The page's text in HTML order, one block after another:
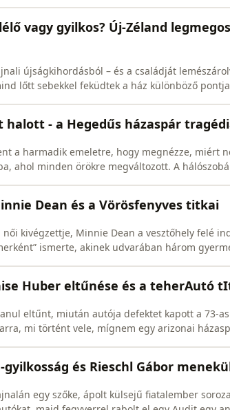
szerint előbb megölte idős szomszédját, majd
vagy gyilkos? Új‑Zéland
újságkihordásból – és a családját
lőtt sebekkel feküdtek a ház különböző
halott - a Hegedűs házaspár
a harmadik emeletre, hogy megnézze, miért
ahol minden örökre megváltozott. A
Dean és a Vörösfenyves titkai
kivégzettje, Minnie Dean a vesztőhely felé
ismerte, akinek udvarában három
Huber eltűnése és a teherAutó
eltűnt, miután autója defektet kapott a 73-as
mi történt vele, mígnem egy arizonai
és Rieschl Gábor
egy szőke, ápolt külsejű fiatalember